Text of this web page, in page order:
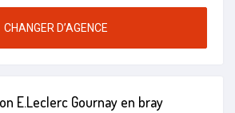
CHANGER D’AGENCE
E.Leclerc Gournay en bray